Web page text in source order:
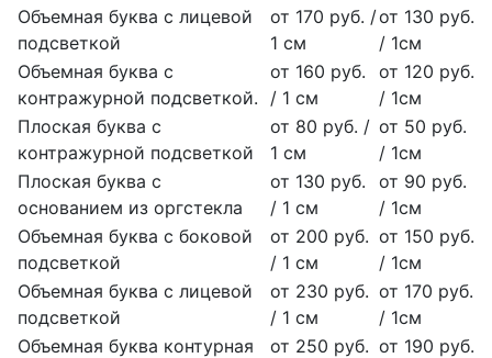
Объемная буква с лицевой
подсветкой
от 170 руб. /
1 см
от 130 руб.
/ 1см
Объемная буква с
контражурной подсветкой.
от 160 руб.
/ 1 см
от 120 руб.
/ 1см
Плоская буква с
контражурной подсветкой
от 80 руб. /
1 см
от 50 руб.
/ 1см
Плоская буква с
основанием из оргстекла
от 130 руб.
/ 1 см
от 90 руб.
/ 1см
Объемная буква с боковой
подсветкой
от 200 руб.
/ 1 см
от 150 руб.
/ 1см
Объемная буква с лицевой
подсветкой
от 230 руб.
/ 1 см
от 170 руб.
/ 1см
Объемная буква контурная
от 250 руб. от 190 руб.